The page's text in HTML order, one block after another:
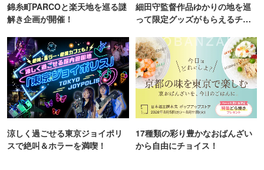
錦糸町PARCOと楽天地を巡る謎
解き企画が開催！
細田守監督作品ゆかりの地を巡
って限定グッズがもらえるチャ
涼しく過ごせる東京ジョイポリ
スで絶叫＆ホラーを満喫！
17種類の彩り豊かなおばんざい
から自由にチョイス！